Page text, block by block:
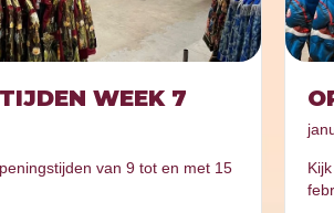
WEEK 7
van 9 tot en met 15